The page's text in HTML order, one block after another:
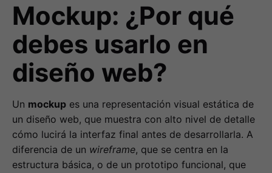
Mockup: ¿Por qué
debes usarlo en
diseño web?
Un mockup es una representación visual estática de
un diseño web, que muestra con alto nivel de detalle
cómo lucirá la interfaz final antes de desarrollarla. A
diferencia de un wireframe, que se centra en la
estructura básica, o de un prototipo funcional, que